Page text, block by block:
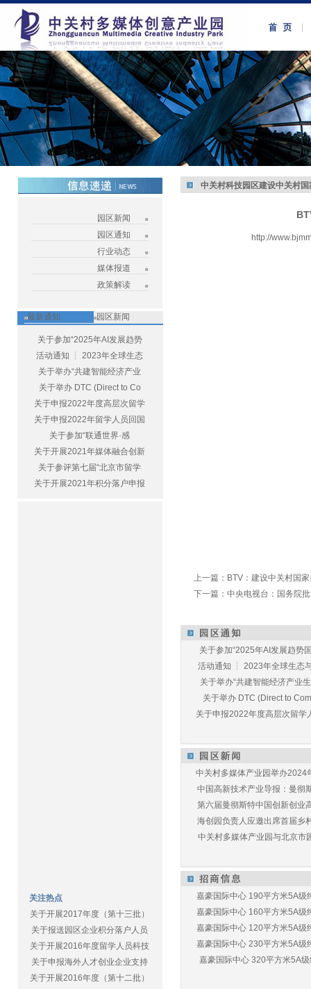
园区新闻
园区通知
行业动态
媒体报道
政策解读
最新通知 园区新闻
关于参加“2025年AI发展趋势
活动通知 ┆ 2023年全球生态
关于举办“共建智能经济产业
关于举办 DTC (Direct to Co
关于申报2022年度高层次留学
关于申报2022年留学人员回国
关于参加“联通世界·感
关于开展2021年媒体融合创新
关于参评第七届“北京市留学
关于开展2021年积分落户申报
关注热点
关于开展2017年度（第十三批）
关于报送园区企业积分落户人员
关于开展2016年度留学人员科技
关于申报海外人才创业企业支持
关于开展2016年度（第十二批）
中关村科技园区建设中关村
http://
上一篇： BTV：建设中关村国
下一篇：中央电视台：国务院
关于参加“2025年AI发展趋势
活动通知 ┆ 2023年全球生态
关于举办“共建智能经济产业
关于举办 DTC (Direct to
关于申报2022年度高层次留学
中关村多媒体产业园举办2024
中国高新技术产业导报：曼彻
第六届曼彻斯特中国创新创业
海创园负责人应邀出席首届乡
中关村多媒体产业园与北京市
嘉豪国际中心 190平方米5A级
嘉豪国际中心 160平方米5A级
嘉豪国际中心 120平方米5A级
嘉豪国际中心 230平方米5A级
嘉豪国际中心 320平方米5A